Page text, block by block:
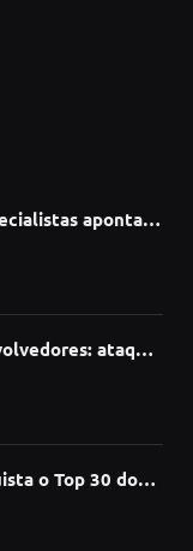
apontam
ataque
o Top 30 do